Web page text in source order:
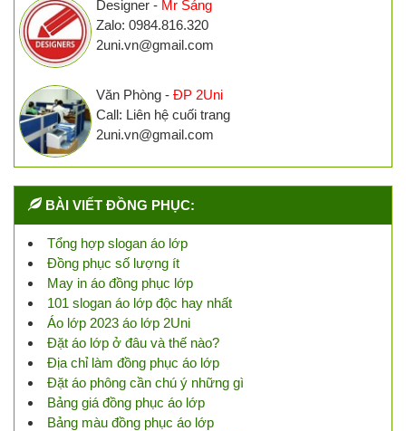
Designer - Mr Sáng
Zalo: 0984.816.320
2uni.vn@gmail.com
Văn Phòng - ĐP 2Uni
Call: Liên hệ cuối trang
2uni.vn@gmail.com
BÀI VIẾT ĐỒNG PHỤC:
Tổng hợp slogan áo lớp
Đồng phục số lượng ít
May in áo đồng phục lớp
101 slogan áo lớp độc hay nhất
Áo lớp 2023 áo lớp 2Uni
Đặt áo lớp ở đâu và thế nào?
Địa chỉ làm đồng phục áo lớp
Đặt áo phông cần chú ý những gì
Bảng giá đồng phục áo lớp
Bảng màu đồng phục áo lớp